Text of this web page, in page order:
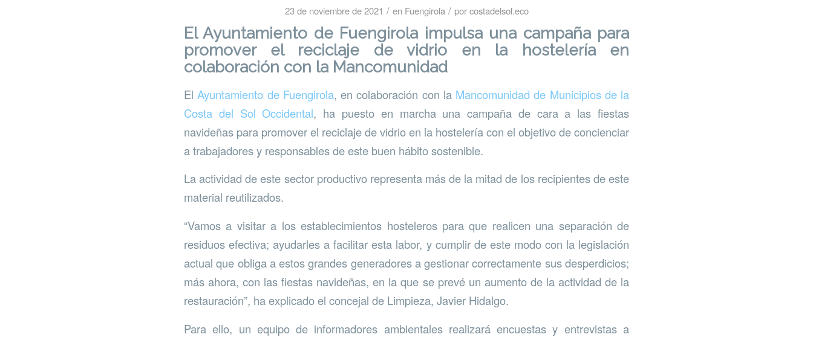
23 de noviembre de 2021 / en Fuengirola / porcostadelsol.eco
El Ayuntamiento de Fuengirola impulsa una campaña para
promover el reciclaje de vidrio en la hostelería en
colaboración con la Mancomunidad
ElAyuntamiento de Fuengirola, en colaboración con la Mancomunidad de Municipios de la
Costa del Sol Occidental, ha puesto en marcha una campaña de cara a las fiestas
navideñas para promover el reciclaje de vidrio en la hostelería con el objetivo de concienciar
a trabajadores y responsables de este buen hábito sostenible.
La actividad de este sector productivo representa más de la mitad de los recipientes de este
material reutilizados.
“Vamos a visitar a los establecimientos hosteleros para que realicen una separación de
residuos efectiva; ayudarles a facilitar esta labor, y cumplir de este modo con la legislación
actual que obliga a estos grandes generadores a gestionar correctamente sus desperdicios;
más ahora, con las fiestas navideñas, en la que se prevé un aumento de la actividad de la
restauración”, ha explicado el concejal de Limpieza, Javier Hidalgo.
Para ello, un equipo de informadores ambientales realizará encuestas y entrevistas a